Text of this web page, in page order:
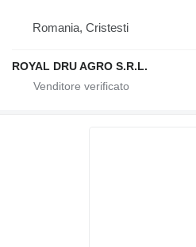
Romania, Cristesti
ROYAL DRU AGRO S.R.L.